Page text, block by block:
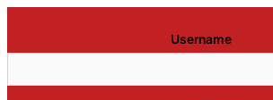
Username